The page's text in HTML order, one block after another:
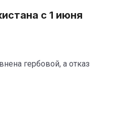
с 1 июня
гербовой, а отказ